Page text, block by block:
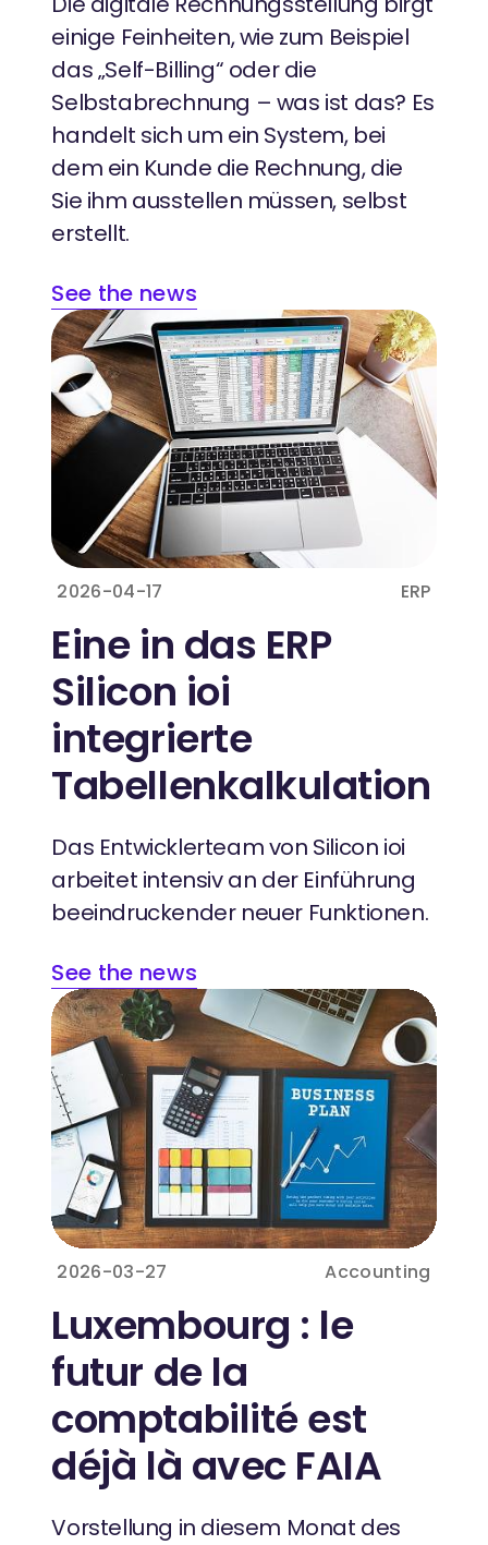
einige Feinheiten, wie zum Beispiel
das „Self-Billing“ oder die
Selbstabrechnung – was ist das? Es
handelt sich um ein System, bei
dem ein Kunde die Rechnung, die
Sie ihm ausstellen müssen, selbst
erstellt.
See the news
2026-04-17 ERP
Eine in das ERP
Silicon ioi
integrierte
Tabellenkalkulation
Das Entwicklerteam von Silicon ioi
arbeitet intensiv an der Einführung
beeindruckender neuer Funktionen.
See the news
2026-03-27 Accounting
Luxembourg : le
futur de la
comptabilité est
déjà là avec FAIA
Vorstellung in diesem Monat des